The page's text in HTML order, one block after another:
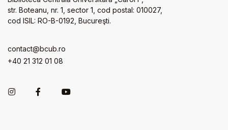
str. Boteanu, nr. 1, sector 1, cod postal: 010027,
cod ISIL: RO-B-0192, Bucureşti.
contact@bcub.ro
+40 21 312 01 08